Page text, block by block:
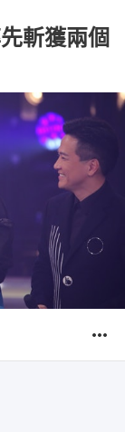
斬獲兩個